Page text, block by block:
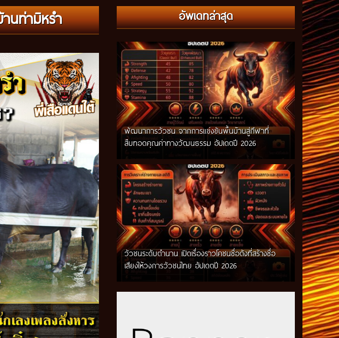
นท่ามิหรำ อัพเดทล่าสุด
กติกาวัวชนสมัยก่อน วิถีการแข่งขันดั้งเดิมที่สืบทอด
ผ่านภูมิปัญญาท้องถิ่น อัปเดตปี 2026
พัฒนาการวัวชน จากการแข่งขันพื้นบ้านสู่กีฬาที่
สืบทอดคุณค่าทางวัฒนธรรม อัปเดตปี 2026
วัวชนระดับตำนาน เปิดเรื่องราวโคชนชื่อดังที่สร้างชื่อ
เสียงให้วงการวัวชนไทย อัปเดตปี 2026